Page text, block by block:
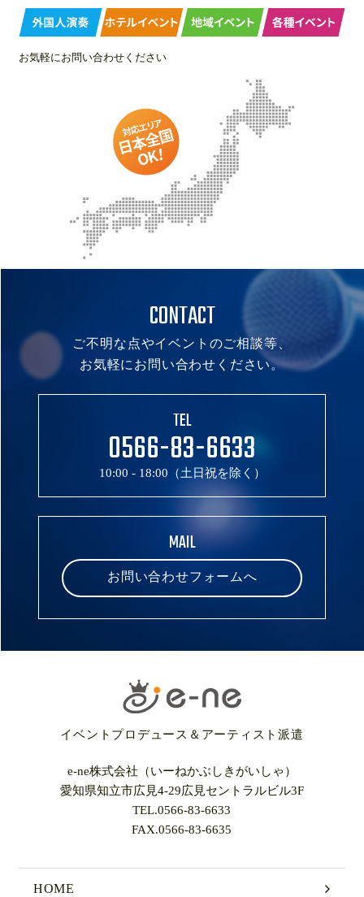
お気軽にお問い合わせください
CONTACT
ご不明な点やイベントのご相談等、
お気軽にお問い合わせください。
TEL
0566-83-6633
10:00 - 18:00（土日祝を除く）
MAIL
お問い合わせフォームへ
イベントプロデュース＆アーティスト派遣
e-ne株式会社（いーねかぶしきがいしゃ）
愛知県知立市広見4-29広見セントラルビル3F
TEL.0566-83-6633
FAX.0566-83-6635
HOME